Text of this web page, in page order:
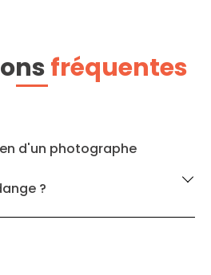
fréquentes
d'un photographe
?